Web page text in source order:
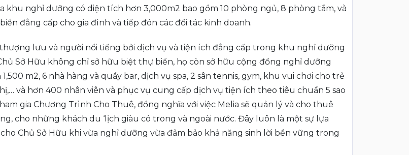
khu nghỉ dưỡng có diện tích hơn 3,000m2 bao gồm 10 phòng ngủ, 8 phòng tắm, và
đẳng cấp cho gia đình và tiếp đón các đối tác kinh doanh.
lưu và người nổi tiếng bởi dịch vụ và tiện ích đẳng cấp trong khu nghỉ dưỡng
Sở Hữu không chỉ sở hữu biệt thự biển, họ còn sở hữu cộng đồng nghỉ dưỡng
m2, 6 nhà hàng và quầy bar, dịch vụ spa, 2 sân tennis, gym, khu vui chơi cho trẻ
và hơn 400 nhân viên và phục vụ cung cấp dịch vụ tiện ích theo tiêu chuẩn 5 sao
gia Chương Trình Cho Thuê, đồng nghĩa với việc Melia sẽ quản lý và cho thuê
cho những khách du ‘lịch giàu có trong và ngoài nước. Đây luôn là một sự lựa
Chủ Sở Hữu khi vừa nghỉ dưỡng vừa đảm bảo khả năng sinh lời bền vững trong